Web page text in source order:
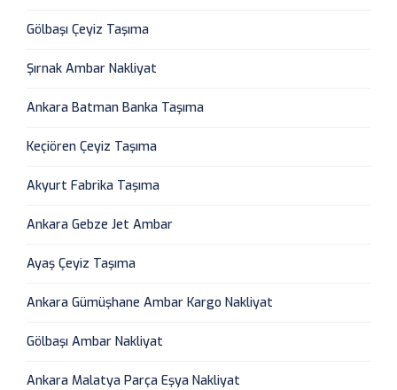
Gölbaşı Çeyiz Taşıma
Şırnak Ambar Nakliyat
Ankara Batman Banka Taşıma
Keçiören Çeyiz Taşıma
Akyurt Fabrika Taşıma
Ankara Gebze Jet Ambar
Ayaş Çeyiz Taşıma
Ankara Gümüşhane Ambar Kargo Nakliyat
Gölbaşı Ambar Nakliyat
Ankara Malatya Parça Eşya Nakliyat